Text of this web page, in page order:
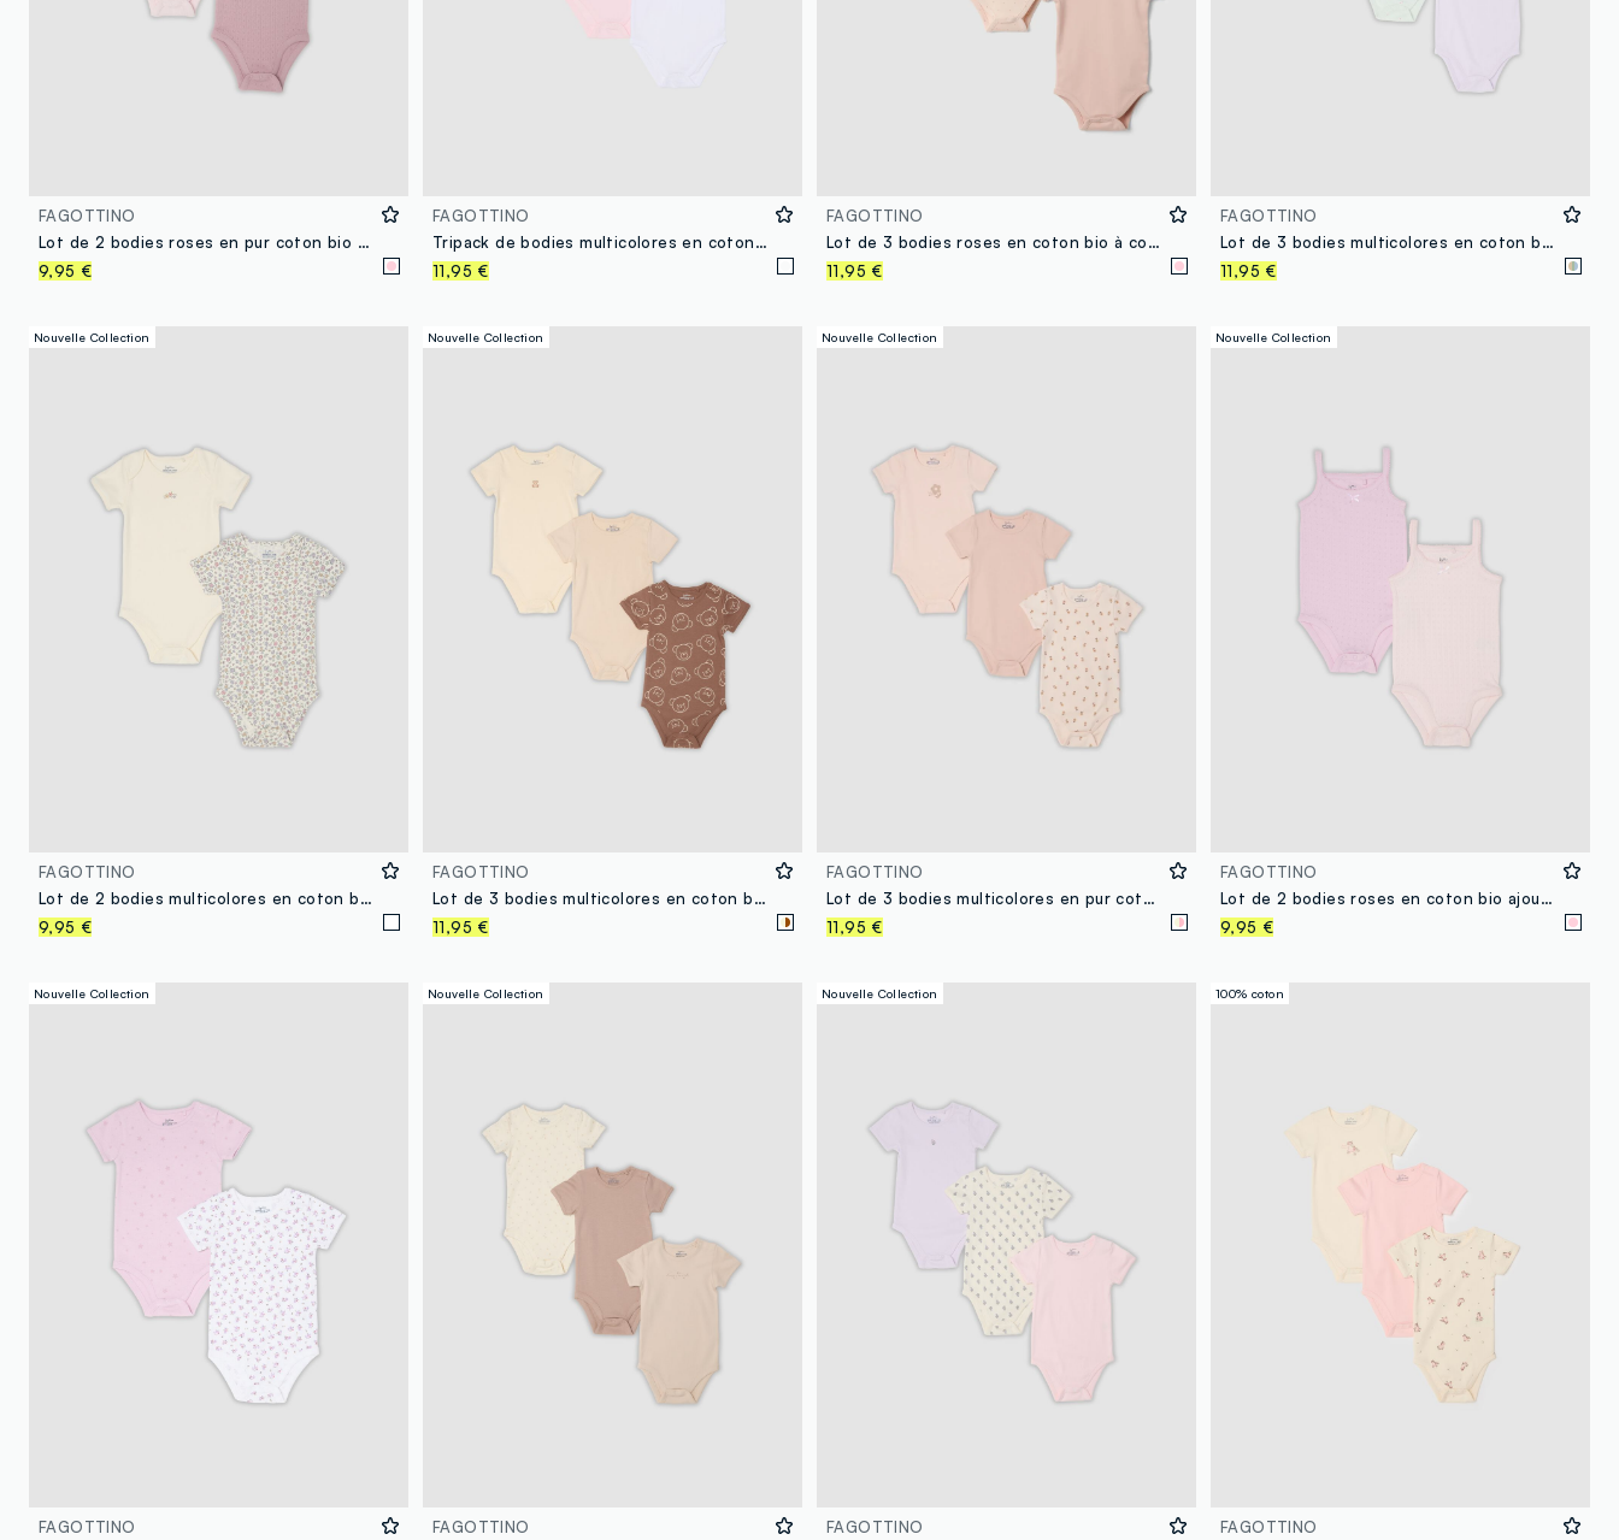
FAGOTTINO
Lot de 2 bodies roses en pur coton bio pour bébé fille
9,95 €
FAGOTTINO
Tripack de bodies multicolores en coton pur pour bébé fille
11,95 €
FAGOTTINO
Lot de 3 bodies roses en coton bio à col rond pour bébé fille
11,95 €
FAGOTTINO
Lot de 3 bodies multicolores en coton bio pour bébé fille
11,95 €
Nouvelle Collection
FAGOTTINO
Lot de 2 bodies multicolores en coton bio à manches courtes
9,95 €
Nouvelle Collection
FAGOTTINO
Lot de 3 bodies multicolores en coton bio à manches courtes
11,95 €
Nouvelle Collection
FAGOTTINO
Lot de 3 bodies multicolores en pur coton bio avec motif pour bébé fille
11,95 €
Nouvelle Collection
FAGOTTINO
Lot de 2 bodies roses en coton bio ajouré pour bébé fille
9,95 €
Nouvelle Collection
FAGOTTINO
Nouvelle Collection
FAGOTTINO
Nouvelle Collection
FAGOTTINO
100% coton
FAGOTTINO